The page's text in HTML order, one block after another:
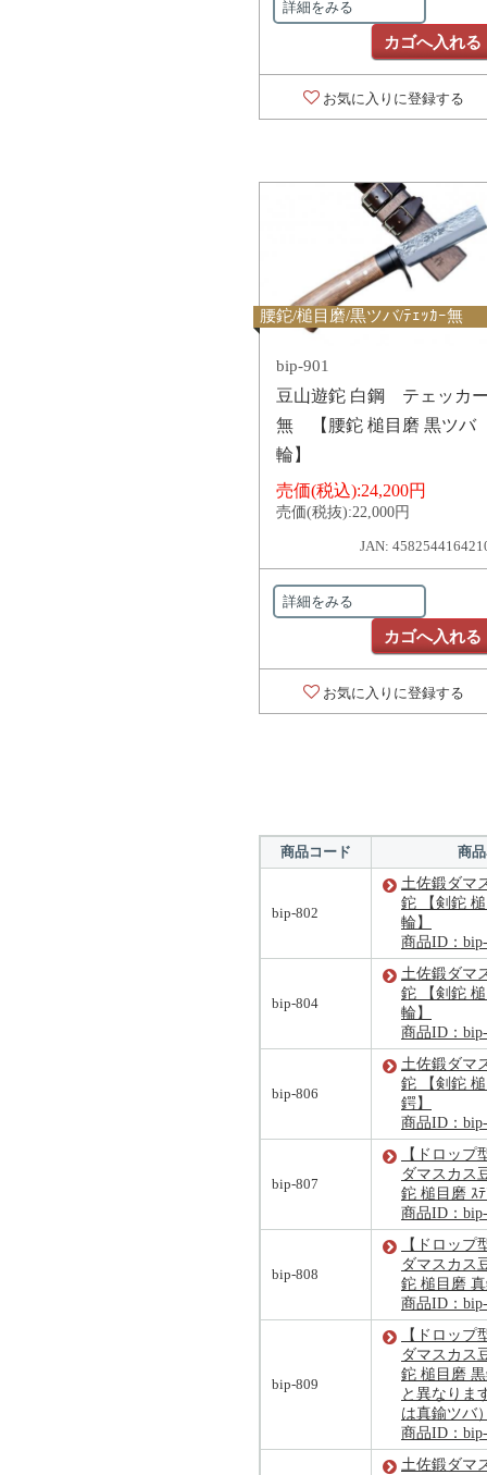
詳細をみる
カゴへ入れる
お気に入りに登録する
腰鉈/槌目磨/黒ツバ/ﾃｪｯｶｰ無
bip-901
豆山遊鉈 白鋼 テェッカ
無 【腰鉈 槌目磨 黒ツバ
輪】
売価(税込):24,200円
売価(税抜):22,000円
JAN:
詳細をみる
カゴへ入れる
お気に入りに登録する
商品コード 商
bip-802
土佐鍛ダマ
鉈 【剣鉈
輪】
商品ID：
bip-804
土佐鍛ダマ
鉈 【剣鉈
輪】
商品ID：
bip-806
土佐鍛ダマ
鉈 【剣鉈
鍔】
商品ID：
bip-807
【ドロッ
ダマスカス
鉈 槌目磨 ｽ
商品ID：
bip-808
【ドロッ
ダマスカス
鉈 槌目磨
商品ID：
bip-809
【ドロッ
ダマスカス
鉈 槌目磨
と異なりま
は真鍮ツバ
商品ID：
土佐鍛ダマ